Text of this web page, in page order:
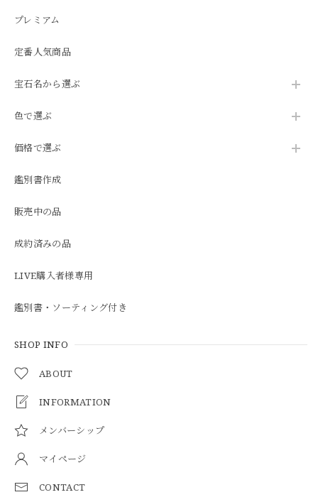
プレミアム
定番人気商品
宝石名から選ぶ
色で選ぶ
価格で選ぶ
鑑別書作成
販売中の品
成約済みの品
LIVE購入者様専用
鑑別書・ソーティング付き
SHOP INFO
ABOUT
INFORMATION
メンバーシップ
マイページ
CONTACT